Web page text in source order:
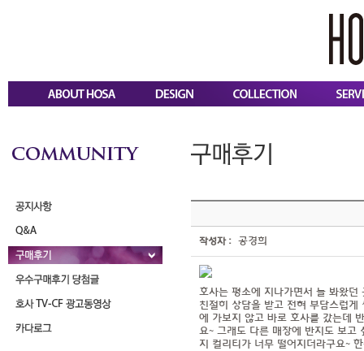
작성자 : 공경희
호사는 평소에 지나가면서 늘 봐왔던
친절히 상담을 받고 전혀 부담스럽
에 가보지 않고 바로 호사를 갔는데
요~ 그래도 다른 매장에 반지도 보고
지 컬리티가 너무 떨어지더라구요~